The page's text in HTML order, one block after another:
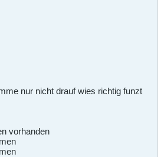
nur nicht drauf wies richtig funzt
vorhanden